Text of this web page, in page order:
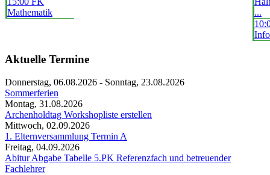
Mathematik
...
Aktuelle Termine
Donnerstag, 06.08.2026 - Sonntag, 23.08.2026
Sommerferien
Montag, 31.08.2026
Archenholdtag Workshopliste erstellen
Mittwoch, 02.09.2026
1. Elternversammlung Termin A
Freitag, 04.09.2026
Abitur Abgabe Tabelle 5.PK Referenzfach und betreuender
Fachlehrer